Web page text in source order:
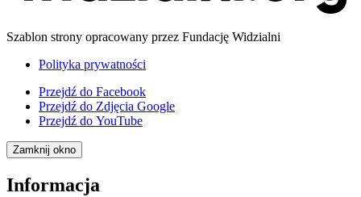
Szablon strony opracowany przez Fundację Widzialni
Polityka prywatności
Przejdź do Facebook
Przejdź do Zdjęcia Google
Przejdź do YouTube
Zamknij okno
Informacja